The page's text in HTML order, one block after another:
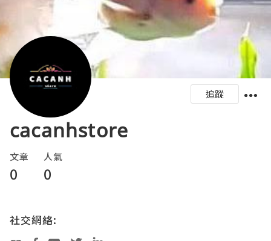
追蹤
cacanhstore
文章
0
人氣
0
社交網絡: